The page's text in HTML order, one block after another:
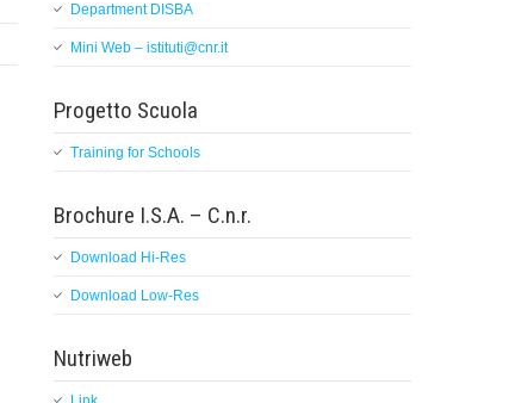
Department DISBA
Mini Web – istituti@cnr.it
Progetto Scuola
Training for Schools
Brochure I.S.A. – C.n.r.
Download Hi-Res
Download Low-Res
Nutriweb